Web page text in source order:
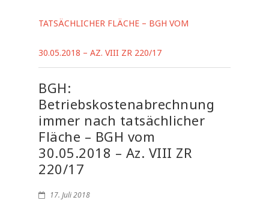
TATSÄCHLICHER FLÄCHE – BGH VOM
30.05.2018 – AZ. VIII ZR 220/17
BGH:
Betriebskostenabrechnung
immer nach tatsächlicher
Fläche – BGH vom
30.05.2018 – Az. VIII ZR
220/17
17. Juli 2018